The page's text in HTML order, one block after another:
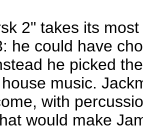
2" takes its
he could have
he picked
music.
with
would make